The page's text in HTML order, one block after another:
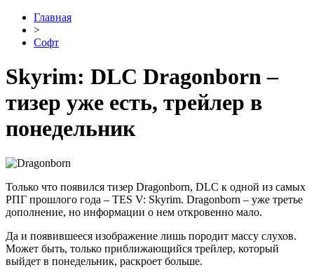
Главная
>
Софт
Skyrim: DLC Dragonborn –
тизер уже есть, трейлер в
понедельник
Только что появился тизер Dragonborn, DLC к одной из самых
РПГ прошлого года – TES V: Skyrim. Dragonborn – уже третье
дополнение, но информации о нем откровенно мало.
Да и появившееся изображение лишь породит массу слухов.
Может быть, только приближающийся трейлер, который
выйдет в понедельник, раскроет больше.